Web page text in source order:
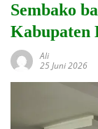
Sembako
Kabupaten
Ali
25 Juni 2026